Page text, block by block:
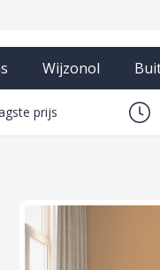
Wijzonol
prijs